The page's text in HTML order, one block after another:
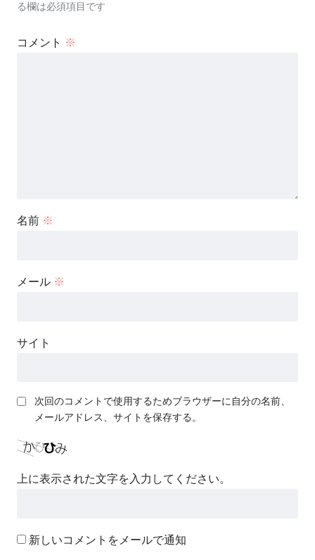
る欄は必須項目です
コメント ※
名前 ※
メール ※
サイト
次回のコメントで使用するためブラウザーに自分の名前、
メールアドレス、サイトを保存する。
上に表示された文字を入力してください。
新しいコメントをメールで通知